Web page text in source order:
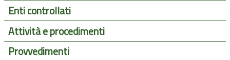
Enti controllati
Attività e procedimenti
Provvedimenti